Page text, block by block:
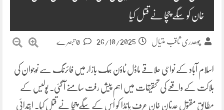
خان کو سگے چچا نے قتل کیا
چوھدری ثاقب متیال 26/10/2025
اسلام آباد کے نواحی علاقے ماڈل ٹاؤن ہمک بازار میں فائرنگ سے نوجوان کی
ہلاکت کے واقعے کی تحقیقات میں اہم پیش رفت سامنے آ گئی۔ پولیس کے
مطابق مقتول عدنان خان عرف پانڈا کو اُس کے سگے چچا نے قتل کیا۔ ابتدائی